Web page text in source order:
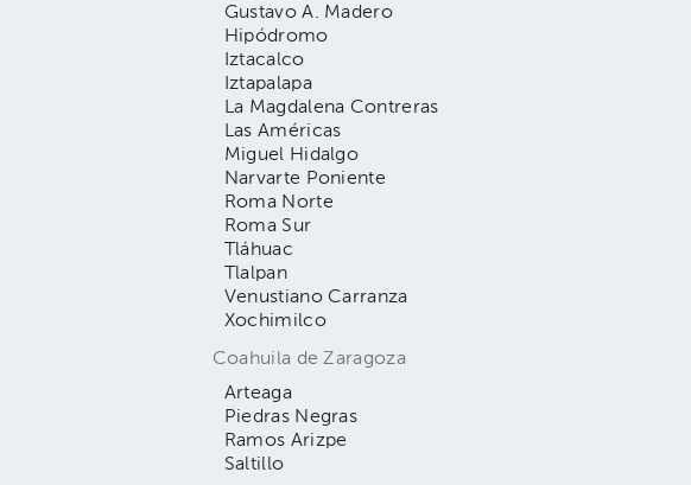
Gustavo A. Madero
Hipódromo
Iztacalco
Iztapalapa
La Magdalena Contreras
Las Américas
Miguel Hidalgo
Narvarte Poniente
Roma Norte
Roma Sur
Tláhuac
Tlalpan
Venustiano Carranza
Xochimilco
Coahuila de Zaragoza
Arteaga
Piedras Negras
Ramos Arizpe
Saltillo